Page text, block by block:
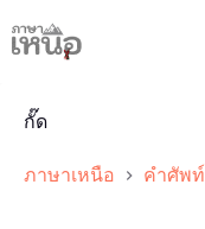
to
content
กั๊ด
ภาษาเหนือ คำศัพท์